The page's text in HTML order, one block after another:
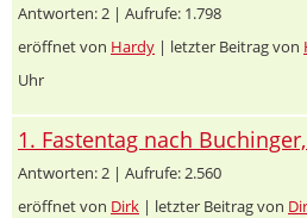
Antworten: 2 | Aufrufe: 1.798
eröffnet von Hardy | letzter Beitrag von
Uhr
1. Fastentag nach
Antworten: 2 | Aufrufe: 2.560
eröffnet von Dirk | letzter Beitrag von